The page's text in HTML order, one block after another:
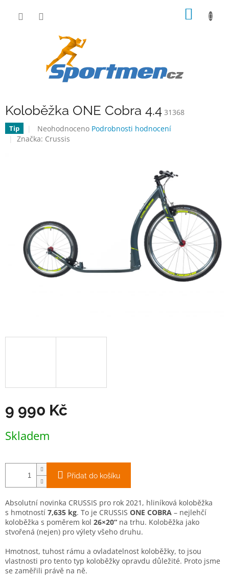
Koloběžka ONE Cobra 4.4 31368
Tip
Průměrné
hodnocení
Neohodnoceno Podrobnosti hodnocení
Značka: Crussis
9 990 Kč
cena:
Skladem
Přidat do košíku
Absolutní novinka CRUSSIS pro rok 2021, hliníková koloběžka
s hmotností 7,635 kg. To je CRUSSIS ONE COBRA – nejlehčí
koloběžka s poměrem kol 26×20“ na trhu. Koloběžka jako
stvořená (nejen) pro výlety všeho druhu.
Hmotnost, tuhost rámu a ovladatelnost koloběžky, to jsou
vlastnosti pro tento typ koloběžky opravdu důležité. Proto jsme
se zaměřili právě na ně.